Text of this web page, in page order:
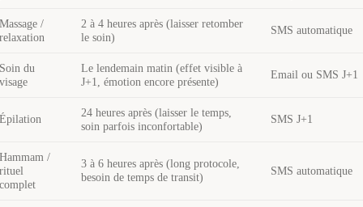
Massage /
relaxation
2 à 4 heures après (laisser retomber
le soin)
SMS automatique
Soin du
visage
Le lendemain matin (effet visible à
J+1, émotion encore présente)
Email ou SMS J+1
Épilation
24 heures après (laisser le temps,
soin parfois inconfortable)
SMS J+1
Hammam /
rituel
complet
3 à 6 heures après (long protocole,
besoin de temps de transit)
SMS automatique